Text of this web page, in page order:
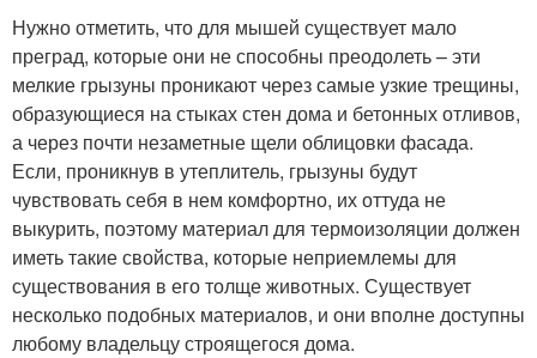
Нужно отметить, что для мышей существует мало
преград, которые они не способны преодолеть – эти
мелкие грызуны проникают через самые узкие трещины,
образующиеся на стыках стен дома и бетонных отливов,
а через почти незаметные щели облицовки фасада.
Если, проникнув в утеплитель, грызуны будут
чувствовать себя в нем комфортно, их оттуда не
выкурить, поэтому материал для термоизоляции должен
иметь такие свойства, которые неприемлемы для
существования в его толще животных. Существует
несколько подобных материалов, и они вполне доступны
любому владельцу строящегося дома.